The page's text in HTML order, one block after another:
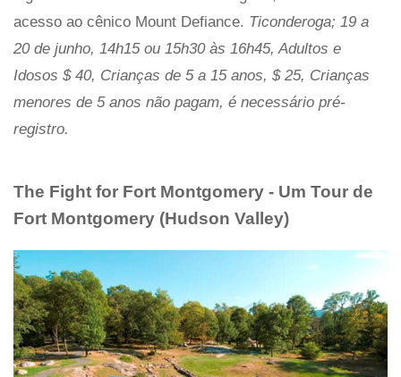
acesso ao cênico Mount Defiance. Ticonderoga; 19 a
20 de junho, 14h15 ou 15h30 às 16h45, Adultos e
Idosos $ 40, Crianças de 5 a 15 anos, $ 25, Crianças
menores de 5 anos não pagam, é necessário pré-
registro.
The Fight for Fort Montgomery - Um Tour de
Fort Montgomery (Hudson Valley)